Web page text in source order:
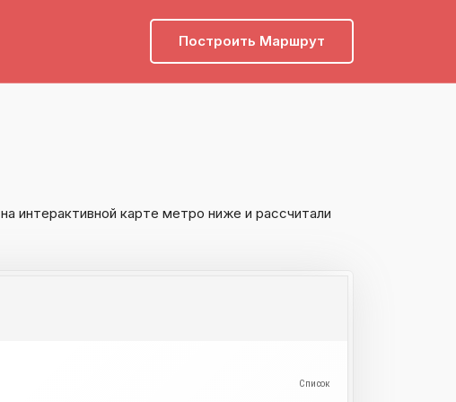
Построить Маршрут
на интерактивной карте метро ниже и рассчитали